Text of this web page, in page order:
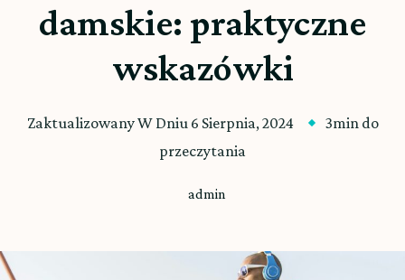
damskie: praktyczne
wskazówki
Zaktualizowany W Dniu 6 Sierpnia, 2024
3min do
przeczytania
admin